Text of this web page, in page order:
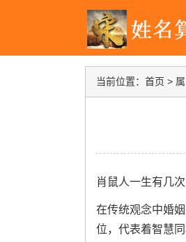
当前位置： 首页 >
肖鼠人一生有几
在传统观念中婚
位，代表着智慧